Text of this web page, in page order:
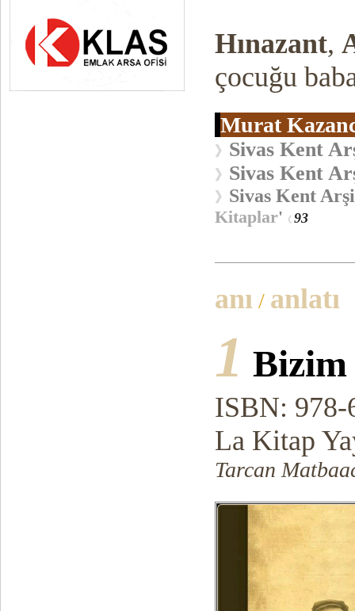
Hınazant,
çocuğu
Murat
》 Sivas Kent
》 Sivas Kent
》 Sivas Kent
Kitaplar' 《 93
anı / anlatı
1
ISBN: 978-
La Kitap
Tarcan